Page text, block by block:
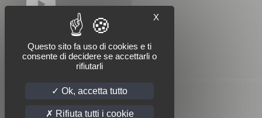
X
Questo sito fa uso di cookies e ti
consente di decidere se accettarli o
rifiutarli
Ok, accetta tutto
Rifiuta tutti i cookie